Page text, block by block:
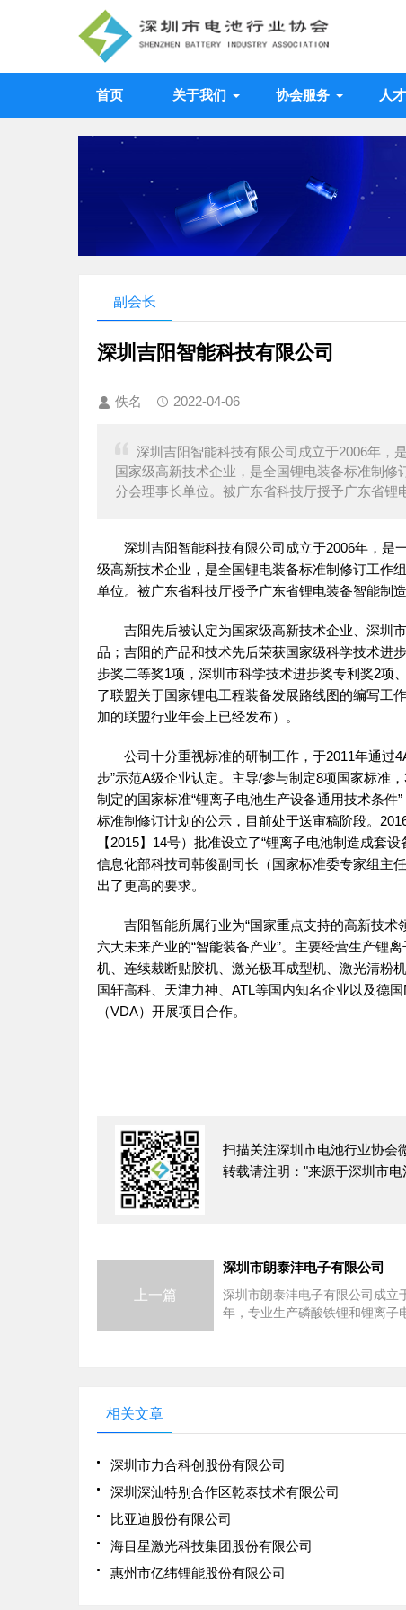
首页 关于我们 协会服务 人
副会长
深圳吉阳智能科技有限公司
佚名 2022-04-06
深圳吉阳智能科技有限公司成立于2006年，
国家级高新技术企业，是全国锂电装备标准制
分会理事长单位。被广东省科技厅授予广东省锂
深圳吉阳智能科技有限公司成立于2006年，是
级高新技术企业，是全国锂电装备标准制修订工作
单位。被广东省科技厅授予广东省锂电装备智能制
吉阳先后被认定为国家级高新技术企业、深圳
品；吉阳的产品和技术先后荣获国家级科学技术进
步奖二等奖1项，深圳市科学技术进步奖专利奖2项
了联盟关于国家锂电工程装备发展路线图的编写工
加的联盟行业年会上已经发布）。
公司十分重视标准的研制工作，于2011年通过
步”示范A级企业认定。主导/参与制定8项国家标准
制定的国家标准“锂离子电池生产设备通用技术条件
标准制修订计划的公示，目前处于送审稿阶段。
【2015】14号）批准设立了“锂离子电池制造成套
信息化部科技司韩俊副司长（国家标准委专家组主
出了更高的要求。
吉阳智能所属行业为“国家重点支持的高新技术
六大未来产业的“智能装备产业”。主要经营生产锂
机、连续裁断贴胶机、激光极耳成型机、激光清粉
国轩高科、天津力神、ATL等国内知名企业以及德
（VDA）开展项目合作。
扫描关注深圳市电池行业协会
转载请注明："来源于深圳市
上一篇
深圳市朗泰沣电子有限公司
深圳市朗泰沣电子有限公司成立
年，专业生产磷酸铁锂和锂离子
日本，韩国，印度及其他东南亚
相关文章
深圳市力合科创股份有限公司
深圳深汕特别合作区乾泰技术有限公司
比亚迪股份有限公司
海目星激光科技集团股份有限公司
惠州市亿纬锂能股份有限公司